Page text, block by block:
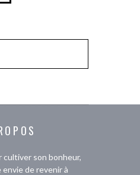
cultiver son bonheur,
de revenir à